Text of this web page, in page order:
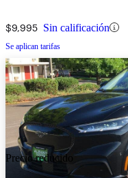
$9,995 Sin calificación
Se aplican tarifas
Precio reducido